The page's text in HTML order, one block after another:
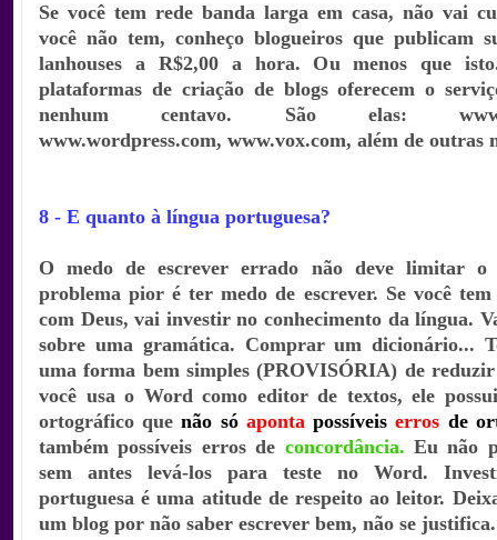
Se você tem rede banda larga em casa, não vai
você não tem, conheço blogueiros que publicam
lanhouses a R$2,00 a hora. Ou menos que
plataformas de criação de blogs oferecem o
nenhum centavo. São elas:
www.wordpress.com, www.vox.com, além de outras
8 - E quanto à língua portuguesa?
O medo de escrever errado não deve limitar o
problema pior é ter medo de escrever. Se você
com Deus, vai investir no conhecimento da língua.
sobre uma gramática. Comprar um dicionário...
uma forma bem simples (PROVISÓRIA) de
você usa o Word como editor de textos, ele
ortográfico que não sóapontapossíveis erros de
também possíveis erros de concordância. Eu não
sem antes levá-los para teste no Word.
portuguesa é uma atitude de respeito ao leitor.
um blog por não saber escrever bem, não se justifica.